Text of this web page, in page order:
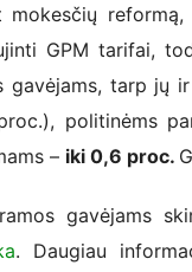
reformą,
GPM tarifai,
gavėjams, tarp jų
politinėms
– iki 0,6 proc.
. Daugiau